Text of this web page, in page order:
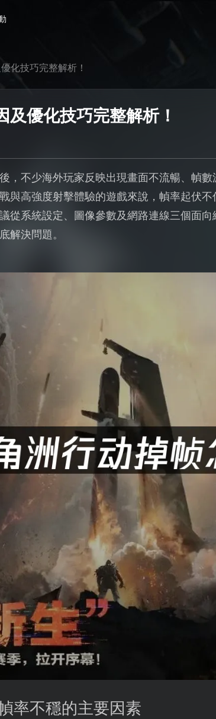
化技巧完整解析！
優化技巧完整解析！
，不少海外玩家反映出現畫面不流暢、幀
與高強度射擊體驗的遊戲來說，幀率起伏
從系統設定、圖像參數及網路連線三個面
解決問題。
率不穩的主要因素